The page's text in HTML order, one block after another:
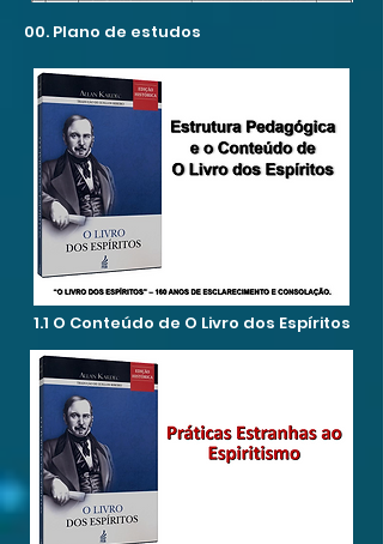
00. Plano de estudos
1.1 O Conteúdo de O Livro dos Espíritos